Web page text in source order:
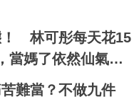
！ 林可彤每天花15
當媽了依然仙氣不
苦難當？不做九件